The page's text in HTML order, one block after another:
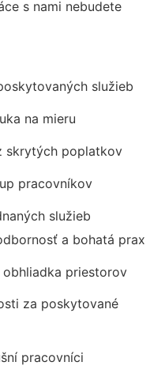
s nami nebudete
služieb
na mieru
skrytých poplatkov
pracovníkov
služieb
a bohatá prax
priestorov
za poskytované
pracovníci